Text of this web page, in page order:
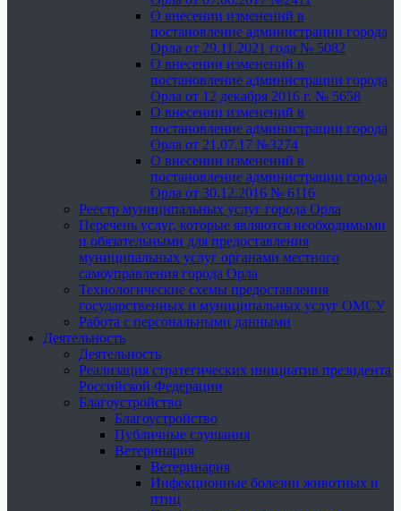
О внесении изменений в
постановление администрации города
Орла от 29.11.2021 года № 5082
О внесении изменений в
постановление администрации города
Орла от 12 декабря 2016 г. № 5658
О внесении изменений в
постановление администрации города
Орла от 21.07.17 №3274
О внесении изменений в
постановление администрации города
Орла от 30.12.2016 № 6116
Реестр муниципальных услуг города Орла
Перечень услуг, которые являются необходимыми
и обязательными для предоставления
муниципальных услуг органами местного
самоуправления города Орла
Технологические схемы предоставления
государственных и муниципальных услуг ОМСУ
Работа с персональными данными
Деятельность
Деятельность
Реализация стратегических инициатив президента
Российской Федерации
Благоустройство
Благоустройство
Публичные слушания
Ветеринария
Ветеринария
Инфекционные болезни животных и
птиц